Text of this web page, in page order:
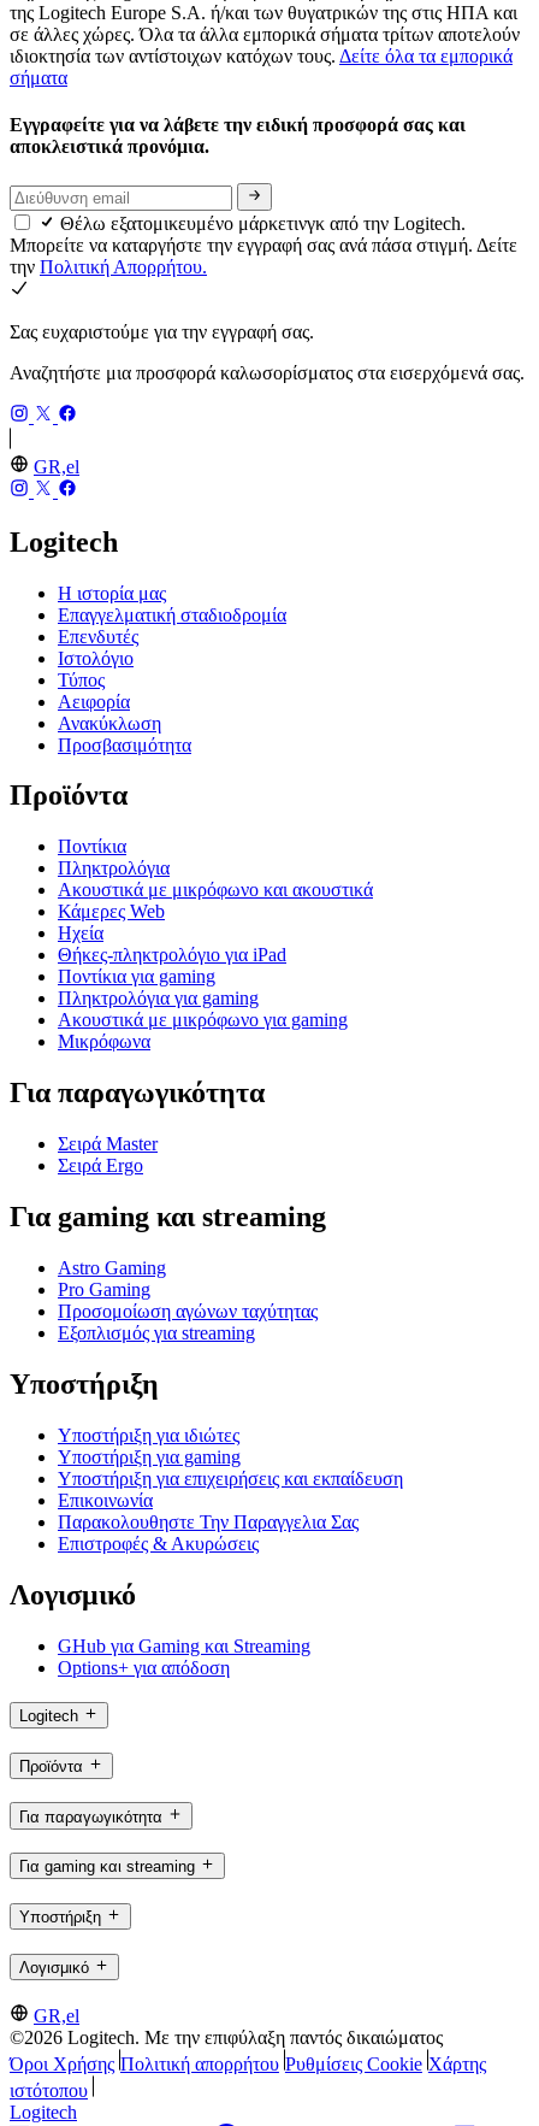
της Logitech Europe S.A. ή/και των θυγατρικών της στις ΗΠΑ και
σε άλλες χώρες. Όλα τα άλλα εμπορικά σήματα τρίτων αποτελούν
ιδιοκτησία των αντίστοιχων κατόχων τους. Δείτε όλα τα εμπορικά
σήματα
Εγγραφείτε για να λάβετε την ειδική προσφορά σας και
αποκλειστικά προνόμια.
Θέλω εξατομικευμένο μάρκετινγκ από την Logitech.
Μπορείτε να καταργήστε την εγγραφή σας ανά πάσα στιγμή. Δείτε
την Πολιτική Απορρήτου.
Σας ευχαριστούμε για την εγγραφή σας.
Αναζητήστε μια προσφορά καλωσορίσματος στα εισερχόμενά σας.
GR,el
Logitech
Η ιστορία μας
Επαγγελματική σταδιοδρομία
Επενδυτές
Ιστολόγιο
Τύπος
Αειφορία
Ανακύκλωση
Προσβασιμότητα
Προϊόντα
Ποντίκια
Πληκτρολόγια
Ακουστικά με μικρόφωνο και ακουστικά
Κάμερες Web
Ηχεία
Θήκες-πληκτρολόγιο για iPad
Ποντίκια για gaming
Πληκτρολόγια για gaming
Ακουστικά με μικρόφωνο για gaming
Μικρόφωνα
Για παραγωγικότητα
Σειρά Master
Σειρά Ergo
Για gaming και streaming
Astro Gaming
Pro Gaming
Προσομοίωση αγώνων ταχύτητας
Εξοπλισμός για streaming
Υποστήριξη
Υποστήριξη για ιδιώτες
Υποστήριξη για gaming
Υποστήριξη για επιχειρήσεις και εκπαίδευση
Επικοινωνία
Παρακολουθηστε Την Παραγγελια Σας
Επιστροφές & Ακυρώσεις
Λογισμικό
GHub για Gaming και Streaming
Options+ για απόδοση
Logitech
Προϊόντα
Για παραγωγικότητα
Για gaming και streaming
Υποστήριξη
Λογισμικό
GR,el
©2026 Logitech. Με την επιφύλαξη παντός δικαιώματος
Όροι Χρήσης Πολιτική απορρήτου Ρυθμίσεις Cookie Χάρτης
ιστότοπου
Logitech